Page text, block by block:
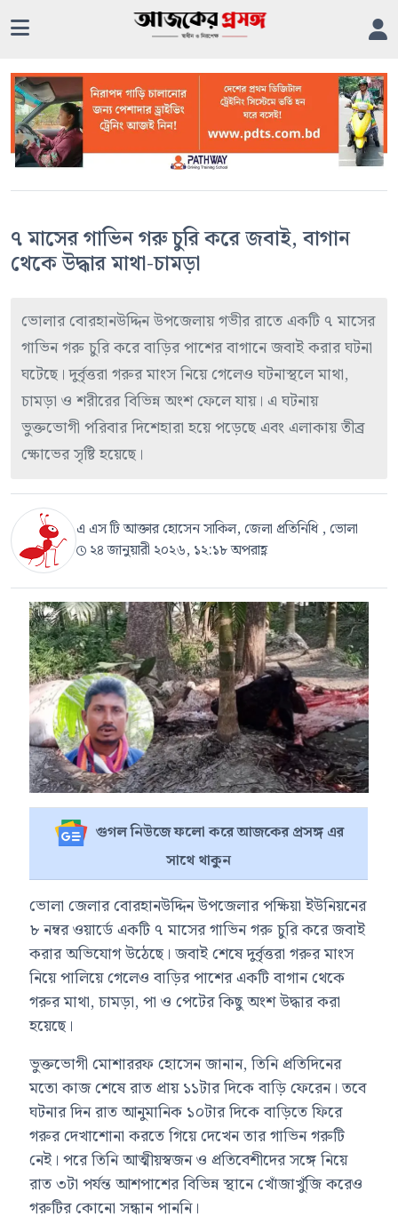
৭ মাসের গাভিন গরু চুরি করে জবাই, বাগান
থেকে উদ্ধার মাথা-চামড়া
ভোলার বোরহানউদ্দিন উপজেলায় গভীর রাতে একটি ৭ মাসের
গাভিন গরু চুরি করে বাড়ির পাশের বাগানে জবাই করার ঘটনা
ঘটেছে। দুর্বৃত্তরা গরুর মাংস নিয়ে গেলেও ঘটনাস্থলে মাথা,
চামড়া ও শরীরের বিভিন্ন অংশ ফেলে যায়। এ ঘটনায়
ভুক্তভোগী পরিবার দিশেহারা হয়ে পড়েছে এবং এলাকায় তীব্র
ক্ষোভের সৃষ্টি হয়েছে।
এ এস টি আক্তার হোসেন সাকিল, জেলা প্রতিনিধি , ভোলা
২৪ জানুয়ারী ২০২৬, ১২:১৮ অপরাহ্ণ
গুগল নিউজে ফলো করে আজকের প্রসঙ্গ এর
সাথে থাকুন
ভোলা জেলার বোরহানউদ্দিন উপজেলার পক্ষিয়া ইউনিয়নের
৮ নম্বর ওয়ার্ডে একটি ৭ মাসের গাভিন গরু চুরি করে জবাই
করার অভিযোগ উঠেছে। জবাই শেষে দুর্বৃত্তরা গরুর মাংস
নিয়ে পালিয়ে গেলেও বাড়ির পাশের একটি বাগান থেকে
গরুর মাথা, চামড়া, পা ও পেটের কিছু অংশ উদ্ধার করা
হয়েছে।
ভুক্তভোগী মোশাররফ হোসেন জানান, তিনি প্রতিদিনের
মতো কাজ শেষে রাত প্রায় ১১টার দিকে বাড়ি ফেরেন। তবে
ঘটনার দিন রাত আনুমানিক ১০টার দিকে বাড়িতে ফিরে
গরুর দেখাশোনা করতে গিয়ে দেখেন তার গাভিন গরুটি
নেই। পরে তিনি আত্মীয়স্বজন ও প্রতিবেশীদের সঙ্গে নিয়ে
রাত ৩টা পর্যন্ত আশপাশের বিভিন্ন স্থানে খোঁজাখুঁজি করেও
গরুটির কোনো সন্ধান পাননি।